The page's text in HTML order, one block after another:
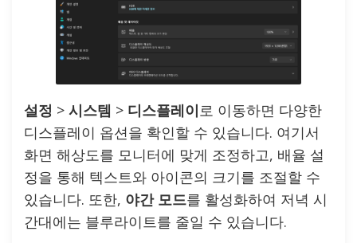
설정 > 시스템 > 디스플레이로 이동하면 다양한
디스플레이 옵션을 확인할 수 있습니다. 여기서
화면 해상도를 모니터에 맞게 조정하고, 배율 설
정을 통해 텍스트와 아이콘의 크기를 조절할 수
있습니다. 또한, 야간 모드를 활성화하여 저녁 시
간대에는 블루라이트를 줄일 수 있습니다.